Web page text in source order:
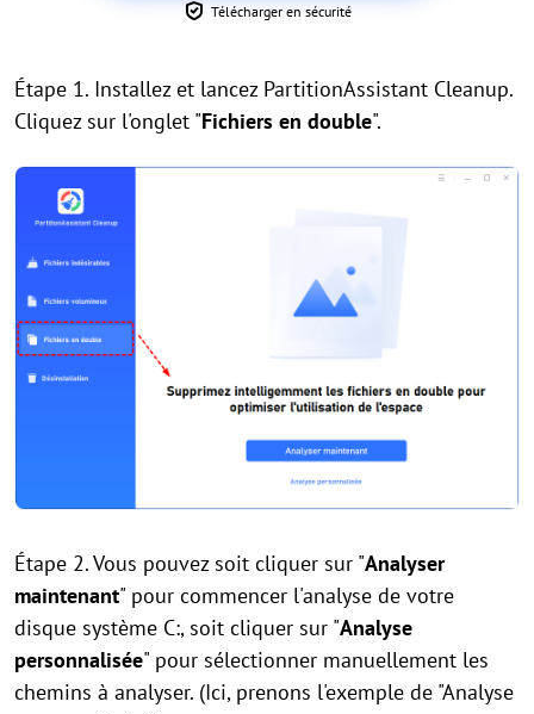
Télécharger en sécurité
Étape 1. Installez et lancez PartitionAssistant Cleanup.
Cliquez sur l'onglet "Fichiers en double".
Étape 2. Vous pouvez soit cliquer sur "Analyser
maintenant" pour commencer l'analyse de votre
disque système C:, soit cliquer sur "Analyse
personnalisée" pour sélectionner manuellement les
chemins à analyser. (Ici, prenons l'exemple de "Analyse